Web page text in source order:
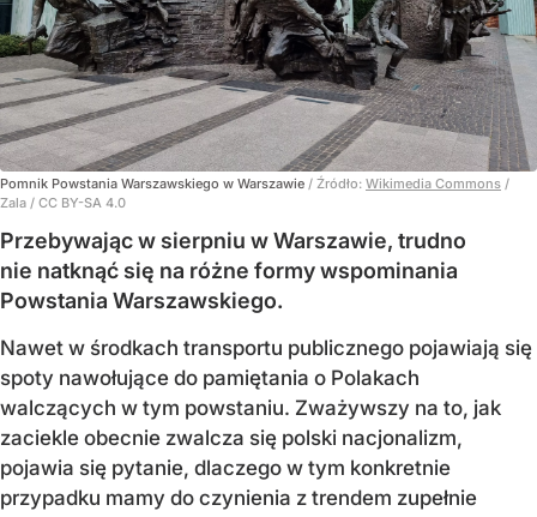
Pomnik Powstania Warszawskiego w Warszawie / Źródło: Wikimedia Commons /
Zala / CC BY-SA 4.0
Przebywając w sierpniu w Warszawie, trudno
nie natknąć się na różne formy wspominania
Powstania Warszawskiego.
Nawet w środkach transportu publicznego pojawiają się
spoty nawołujące do pamiętania o Polakach
walczących w tym powstaniu. Zważywszy na to, jak
zaciekle obecnie zwalcza się polski nacjonalizm,
pojawia się pytanie, dlaczego w tym konkretnie
przypadku mamy do czynienia z trendem zupełnie